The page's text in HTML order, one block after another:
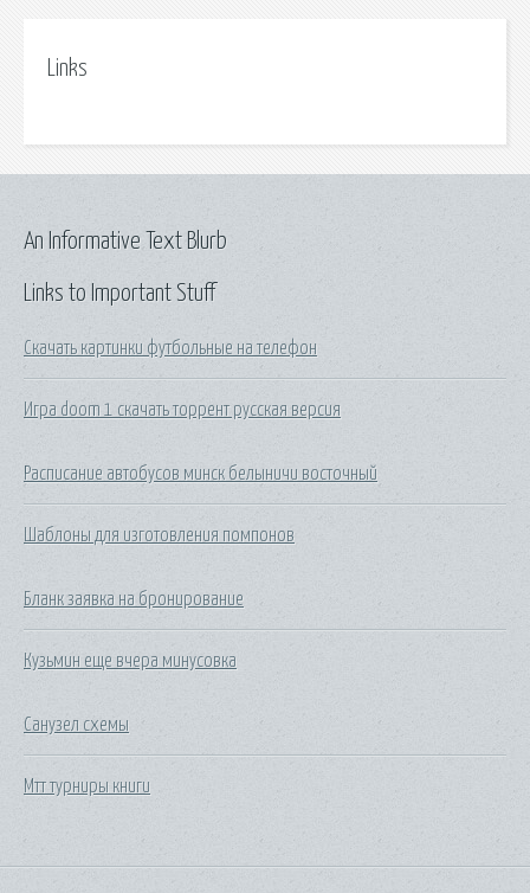
Links
Links to Important Stuff
Скачать картинки футбольные на телефон
Игра doom 1 скачать торрент русская версия
Расписание автобусов минск белыничи восточный
Шаблоны для изготовления помпонов
Бланк заявка на бронирование
Кузьмин еще вчера минусовка
Санузел схемы
Мтт турниры книги
An Informative Text Blurb